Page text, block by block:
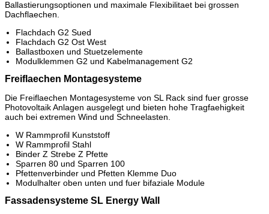
Ballastierungsoptionen und maximale Flexibilitaet bei grossen
Dachflaechen.
Flachdach G2 Sued
Flachdach G2 Ost West
Ballastboxen und Stuetzelemente
Modulklemmen G2 und Kabelmanagement G2
Freiflaechen Montagesysteme
Die Freiflaechen Montagesysteme von SL Rack sind fuer grosse
Photovoltaik Anlagen ausgelegt und bieten hohe Tragfaehigkeit
auch bei extremen Wind und Schneelasten.
W Rammprofil Kunststoff
W Rammprofil Stahl
Binder Z Strebe Z Pfette
Sparren 80 und Sparren 100
Pfettenverbinder und Pfetten Klemme Duo
Modulhalter oben unten und fuer bifaziale Module
Fassadensysteme SL Energy Wall